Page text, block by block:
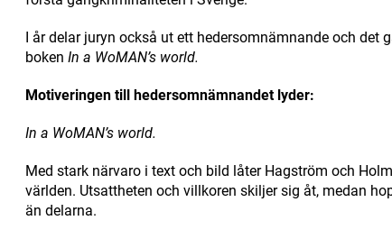
I år delar juryn också ut ett hedersomnämnande och
boken In a WoMAN’s world.
Motiveringen till hedersomnämnandet lyder:
In a WoMAN’s world.
Med stark närvaro i text och bild låter Hagström och
världen. Utsattheten och villkoren skiljer sig åt, medan
än delarna.